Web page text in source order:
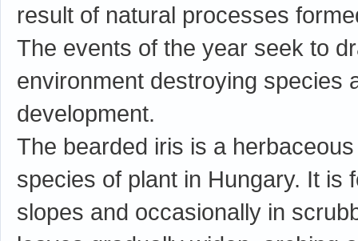
result of natural processes
The events of the year seek to
environment destroying species
development.
The bearded iris is a
species of plant in Hungary. It
slopes and occasionally in